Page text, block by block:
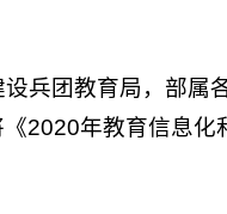
兵团教育局，部属
2020年教育信息